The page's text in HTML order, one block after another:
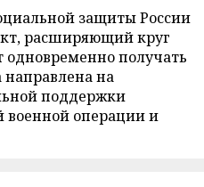
защиты России
расширяющий круг
одновременно получать
на
поддержки
военной операции и